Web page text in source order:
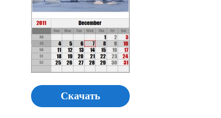
Скачать